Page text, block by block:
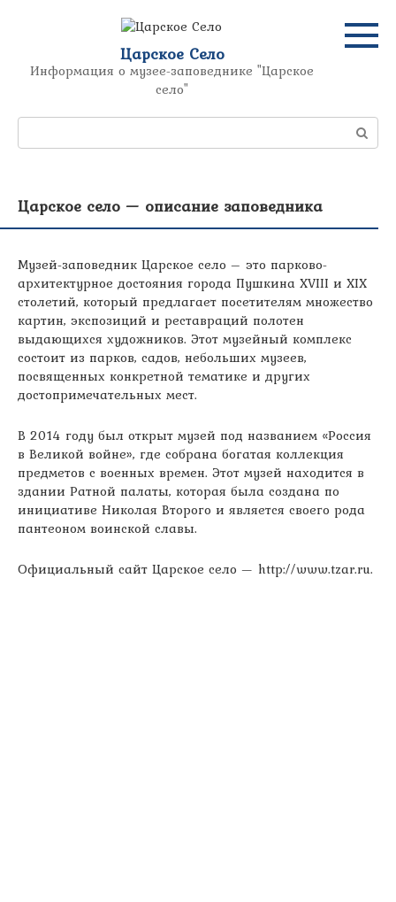
Царское Село
Информация о музее-заповеднике "Царское
село"
Поиск:
Царское село — описание заповедника
Музей-заповедник Царское село – это парково-
архитектурное достояния города Пушкина XVIII и XIX
столетий, который предлагает посетителям множество
картин, экспозиций и реставраций полотен
выдающихся художников. Этот музейный комплекс
состоит из парков, садов, небольших музеев,
посвященных конкретной тематике и других
достопримечательных мест.
В 2014 году был открыт музей под названием «Россия
в Великой войне», где собрана богатая коллекция
предметов с военных времен. Этот музей находится в
здании Ратной палаты, которая была создана по
инициативе Николая Второго и является своего рода
пантеоном воинской славы.
Официальный сайт Царское село — http://www.tzar.ru.